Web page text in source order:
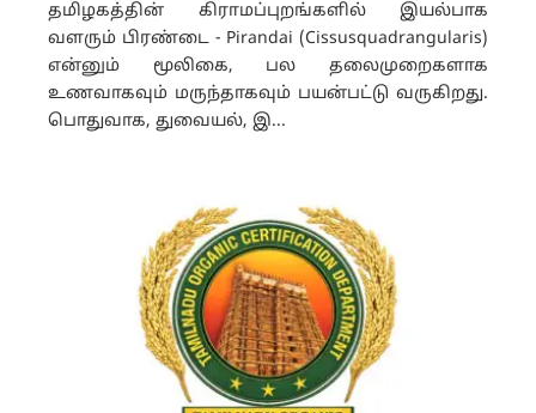
தமிழகத்தின் கிராமப்புறங்களில் இயல்பாக
வளரும் பிரண்டை - Pirandai (Cissusquadrangularis)
என்னும் மூலிகை, பல தலைமுறைகளாக
உணவாகவும் மருந்தாகவும் பயன்பட்டு வருகிறது.
பொதுவாக, துவையல், இ...